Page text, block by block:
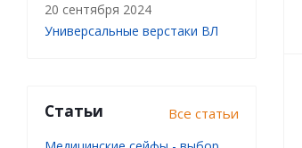
20 сентября 2024
Универсальные верстаки ВЛ
Статьи Все статьи